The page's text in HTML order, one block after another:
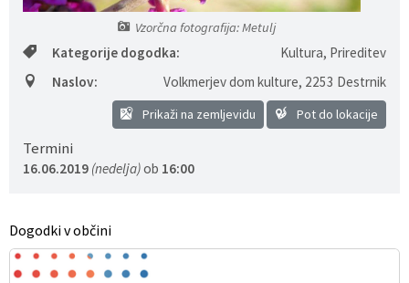
Vzorčna fotografija: Metulj
Kategorije dogodka:
Kultura, Prireditev
Naslov:
Volkmerjev dom kulture, 2253 Destrnik
Prikaži na zemljevidu Pot do lokacije
Termini
16.06.2019 (nedelja)ob 16:00
Dogodki v občini
Organigram
Varstvo osebnih podatkov
Katalog informacij javnega značaja
Uradni vestniki
Lokalne volitve